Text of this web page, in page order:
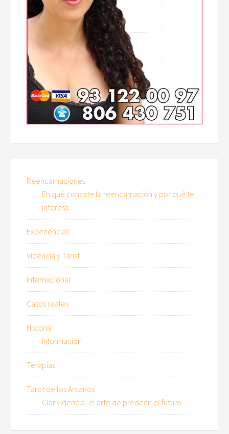
Reencarnaciones
En qué consiste la reencarnación y por qué te
interesa
Experiencias
Videncia y Tarot
Internacional
Casos reales
Historia
Información
Terapias
Tarot de los Arcanos
Clarividencia, el arte de predecir el futuro